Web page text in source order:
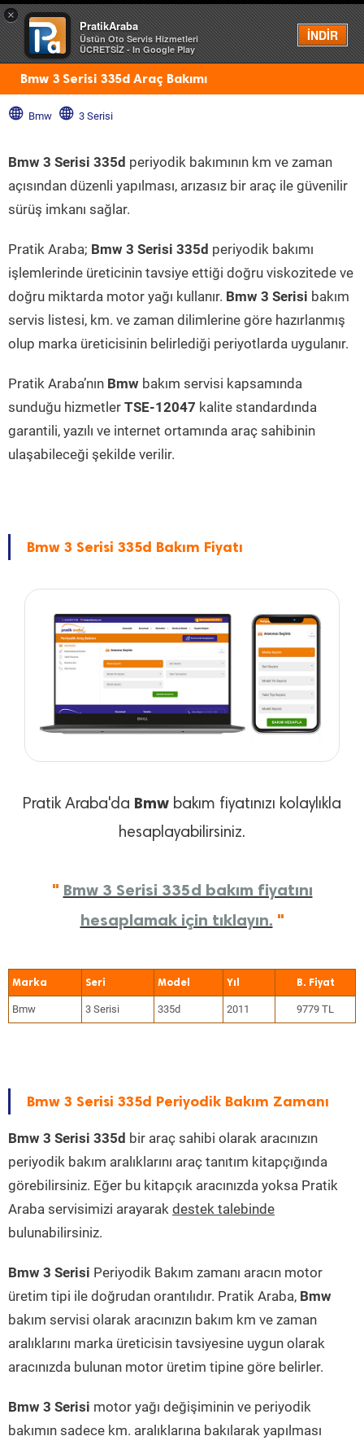
×
PratikAraba
Üstün Oto Servis Hizmetleri
ÜCRETSİZ - In Google Play
İNDİR
Menü
Bmw 3 Serisi 335d Araç Bakımı
Bmw 3 Serisi
Bmw 3 Serisi 335d periyodik bakımının km ve zaman
açısından düzenli yapılması, arızasız bir araç ile güvenilir
sürüş imkanı sağlar.
Pratik Araba; Bmw 3 Serisi 335d periyodik bakımı
işlemlerinde üreticinin tavsiye ettiği doğru viskozitede ve
doğru miktarda motor yağı kullanır. Bmw 3 Serisi bakım
servis listesi, km. ve zaman dilimlerine göre hazırlanmış
olup marka üreticisinin belirlediği periyotlarda uygulanır.
Pratik Araba’nın Bmw bakım servisi kapsamında
sunduğu hizmetler TSE-12047 kalite standardında
garantili, yazılı ve internet ortamında araç sahibinin
ulaşabileceği şekilde verilir.
Bmw 3 Serisi 335d Bakım Fiyatı
Pratik Araba'da Bmw bakım fiyatınızı kolaylıkla
hesaplayabilirsiniz.
" Bmw 3 Serisi 335d bakım fiyatını
hesaplamak için tıklayın. "
Marka Seri Model Yıl
Bmw 3 Serisi 335d 2011 9779 TL
Bmw 3 Serisi 335d Periyodik Bakım Zamanı
Bmw 3 Serisi 335d bir araç sahibi olarak aracınızın
periyodik bakım aralıklarını araç tanıtım kitapçığında
görebilirsiniz. Eğer bu kitapçık aracınızda yoksa Pratik
Araba servisimizi arayarak destek talebinde
bulunabilirsiniz.
Bmw 3 Serisi Periyodik Bakım zamanı aracın motor
üretim tipi ile doğrudan orantılıdır. Pratik Araba, Bmw
bakım servisi olarak aracınızın bakım km ve zaman
aralıklarını marka üreticisin tavsiyesine uygun olarak
aracınızda bulunan motor üretim tipine göre belirler.
Bmw 3 Serisi motor yağı değişiminin ve periyodik
bakımın sadece km. aralıklarına bakılarak yapılması